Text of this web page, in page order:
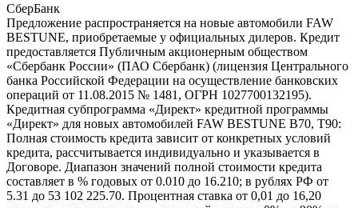
СберБанк
Предложение распространяется на новые автомобили FAW
BESTUNE, приобретаемые у официальных дилеров. Кредит
предоставляется Публичным акционерным обществом
«Сбербанк России» (ПАО Сбербанк) (лицензия Центрального
банка Российской Федерации на осуществление банковских
операций от 11.08.2015 № 1481, ОГРН 1027700132195).
Кредитная субпрограмма «Директ» кредитной программы
«Директ» для новых автомобилей FAW BESTUNE B70, T90:
Полная стоимость кредита зависит от конкретных условий
кредита, рассчитывается индивидуально и указывается в
Договоре. Диапазон значений полной стоимости кредита
составляет в % годовых от 0.010 до 16.210; в рублях РФ от
5.31 до 53 102 225.70. Процентная ставка от 0,01 до 16,20